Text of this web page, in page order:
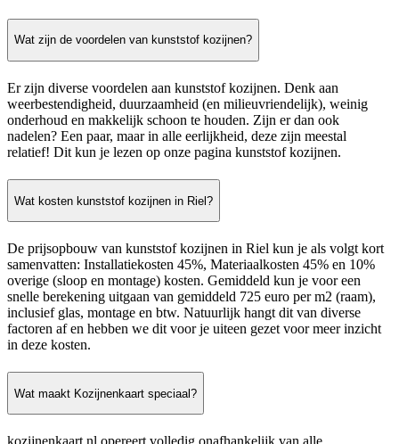
Wat zijn de voordelen van kunststof kozijnen?
Er zijn diverse voordelen aan kunststof kozijnen. Denk aan
weerbestendigheid, duurzaamheid (en milieuvriendelijk), weinig
onderhoud en makkelijk schoon te houden. Zijn er dan ook
nadelen? Een paar, maar in alle eerlijkheid, deze zijn meestal
relatief! Dit kun je lezen op onze pagina kunststof kozijnen.
Wat kosten kunststof kozijnen in Riel?
De prijsopbouw van kunststof kozijnen in Riel kun je als volgt kort
samenvatten: Installatiekosten 45%, Materiaalkosten 45% en 10%
overige (sloop en montage) kosten. Gemiddeld kun je voor een
snelle berekening uitgaan van gemiddeld 725 euro per m2 (raam),
inclusief glas, montage en btw. Natuurlijk hangt dit van diverse
factoren af en hebben we dit voor je uiteen gezet voor meer inzicht
in deze kosten.
Wat maakt Kozijnenkaart speciaal?